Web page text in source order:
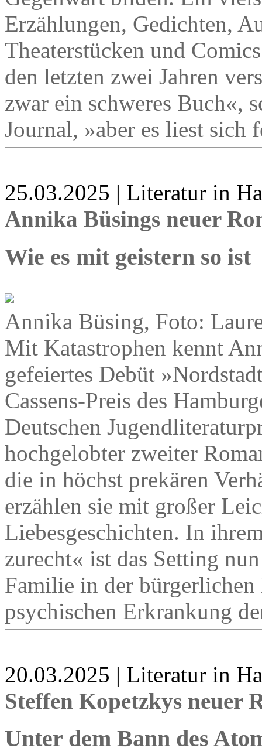
Erzählungen, Gedichten,
Theaterstücken und
den letzten zwei Jahren
zwar ein schweres Buch«,
Journal, »aber es liest sich
25.03.2025 | Literatur in
Annika Büsings neuer
Wie es mit geistern so ist
Annika Büsing, Foto:
Mit Katastrophen kennt
gefeiertes Debüt
Cassens-Preis des
Deutschen
hochgelobter zweiter
die in höchst prekären
erzählen sie mit großer
Liebesgeschichten. In
zurecht« ist das Setting
Familie in der
psychischen Erkrankung
20.03.2025 | Literatur in
Steffen Kopetzkys neuer
Unter dem Bann des